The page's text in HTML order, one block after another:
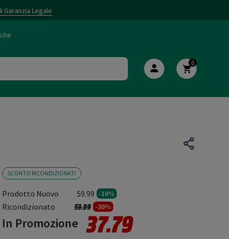
Garanzia Legale
0
SCONTO RICONDIZIONATI
Prodotto Nuovo 59.99 -10%
Ricondizionato Prezzo ridotto da
53.99a-30%
In Promozione 37.79